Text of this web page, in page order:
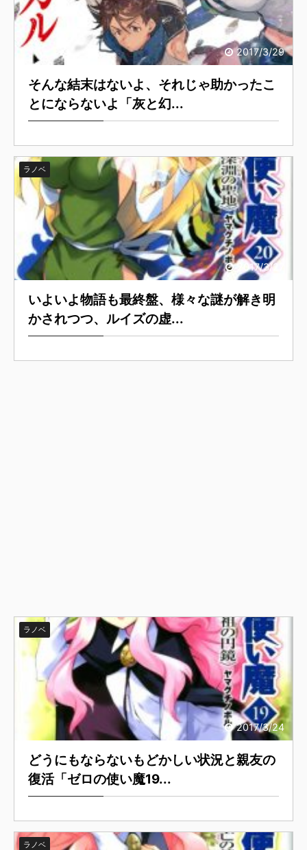
2017/3/29
そんな結末はないよ、それじゃ助かったこ
とにならないよ「灰と幻...
2017/3/27
ラノベ
いよいよ物語も最終盤、様々な謎が解き明
かされつつ、ルイズの虚...
2017/3/24
ラノベ
どうにもならないもどかしい状況と親友の
復活「ゼロの使い魔19...
ラノベ